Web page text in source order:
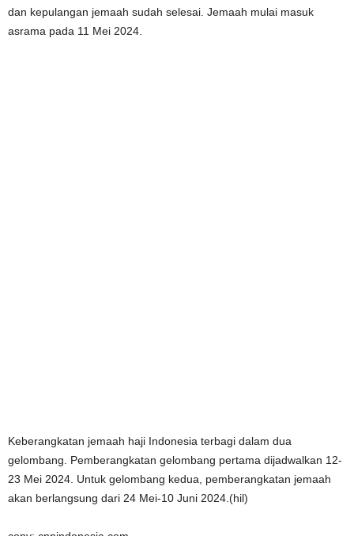
dan kepulangan jemaah sudah selesai. Jemaah mulai masuk
asrama pada 11 Mei 2024.
Keberangkatan jemaah haji Indonesia terbagi dalam dua
gelombang. Pemberangkatan gelombang pertama dijadwalkan 12-
23 Mei 2024. Untuk gelombang kedua, pemberangkatan jemaah
akan berlangsung dari 24 Mei-10 Juni 2024.(hil)